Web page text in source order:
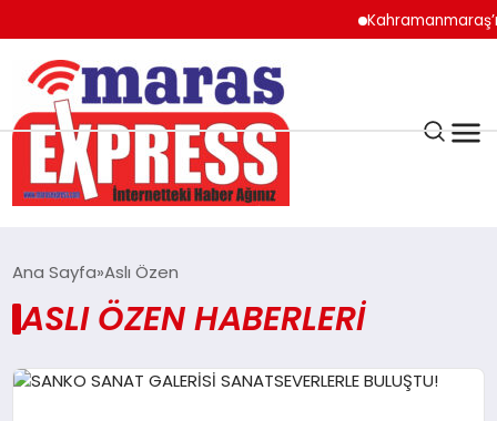
K.MARAŞ
Ana Sayfa Aslı Özen
ASLI ÖZEN HABERLERI